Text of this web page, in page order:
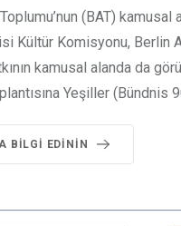
(BAT)
Kültür Komisyonu, Berlin
kamusal alanda da
Yeşiller (Bündnis
BILGI EDININ